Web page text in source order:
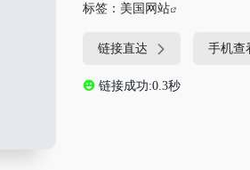
标签： 美国网站
链接直达 手机查
链接成功:0.3秒